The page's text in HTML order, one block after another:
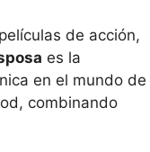
de acción,
es la
en el mundo de
combinando